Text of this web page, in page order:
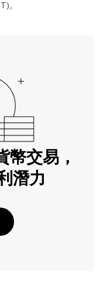
)。
幣交易，
潛力